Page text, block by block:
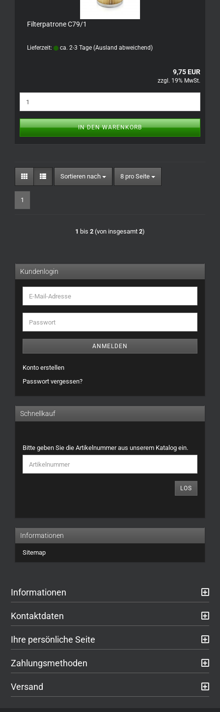
Filterpatrone C79/1
Lieferzeit: ca. 2-3 Tage (Ausland abweichend)
9,75 EUR
zzgl. 19% MwSt.
IN DEN WARENKORB
Sortieren nach
Sortieren nach 8 pro Seite
pro Seite
1
1 bis 2 (von insgesamt 2)
Kundenlogin
E-
Mail-
Adresse
Passwort
ANMELDEN
Konto erstellen
Passwort vergessen?
Schnellkauf
BITTE
GEBEN
SIE
DIE
EIN.
Bitte geben Sie die Artikelnummer aus unserem Katalog ein.
LOS
Informationen
Sitemap
Informationen
Kontaktdaten
Ihre persönliche Seite
Zahlungsmethoden
Versand